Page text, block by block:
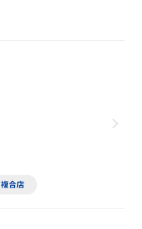
複合店